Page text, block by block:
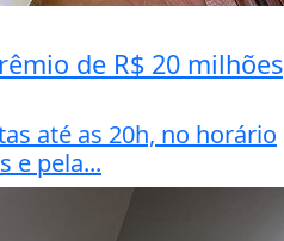
de R$ 20 milhões
até as 20h, no horário
e pela...